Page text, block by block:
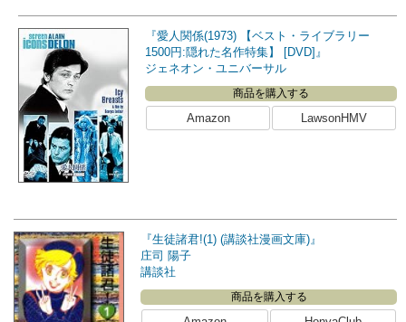
『愛人関係(1973) 【ベスト・ライブラリー
1500円:隠れた名作特集】 [DVD]』
ジェネオン・ユニバーサル
商品を購入する
Amazon LawsonHMV
『生徒諸君!(1) (講談社漫画文庫)』
庄司 陽子
講談社
商品を購入する